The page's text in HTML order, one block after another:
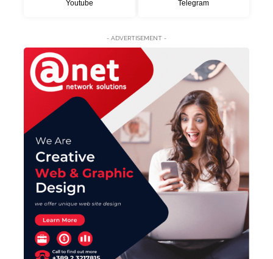
Youtube Telegram
- ADVERTISEMENT -